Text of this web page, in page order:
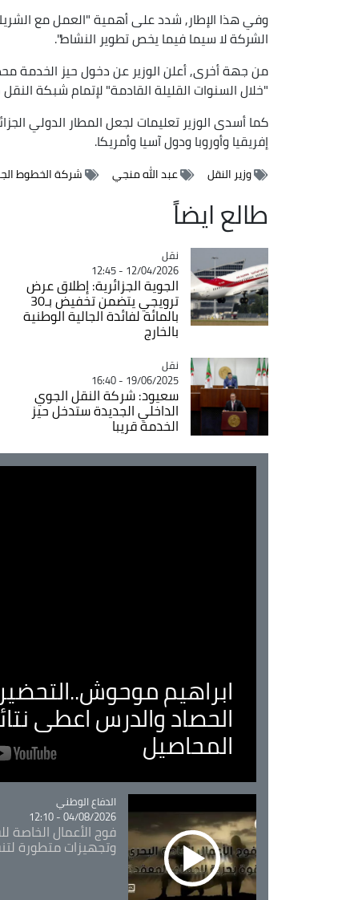
وفي هذا الإطار, شدد على أهمية "العمل مع
الشركة لا سيما فيما يخص تطوير النشاط".
من جهة أخرى, أعلن الوزير عن دخول حيز الخدمة
"خلال السنوات القليلة القادمة" لإتمام شبكة
كما أسدى الوزير تعليمات لجعل المطار الدولي
إفريقيا وأوروبا ودول آسيا وأمريكا.
وزير النقل عبد الله منجي شركة الخطوط
طالع ايضاً
Catégorie
نقل
12/04/2026 - 12:45
الجوية الجزائرية: إطلاق عرض
ترويجي يتضمن تخفيض بـ30
بالمائة لفائدة الجالية الوطنية
بالخارج
Catégorie
نقل
19/06/2025 - 16:40
سعيود: شركة النقل الجوي
الداخلي الجديدة ستدخل حيز
الخدمة قريبا
ابراهيم
الحصاد والدرس اعطى
المحاصيل
Catégorie
الدفاع الوطني
04/08/2026 - 12:10
فوج الأعمال الخاصة
وتجهيزات متطورة